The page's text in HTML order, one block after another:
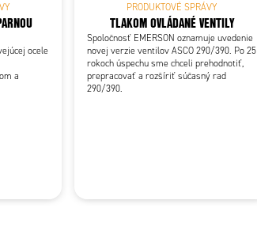
ocele
a
PRODUKTOVÉ SPRÁVY
TLAKOM OVLÁDANÉ VENTILY
Spoločnosť EMERSON oznamuje uvedenie
novej verzie ventilov ASCO 290/390. Po 25
rokoch úspechu sme chceli prehodnotiť,
prepracovať a rozšíriť súčasný rad
290/390.